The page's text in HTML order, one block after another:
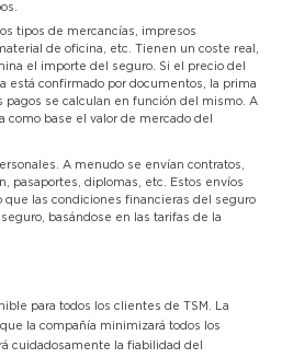
tipos de mercancías, impresos
de oficina, etc. Tienen un coste real,
el importe del seguro. Si el precio del
está confirmado por documentos, la prima
pagos se calculan en función del mismo. A
como base el valor de mercado del
A menudo se envían contratos,
pasaportes, diplomas, etc. Estos envíos
que las condiciones financieras del seguro
basándose en las tarifas de la
para todos los clientes de TSM. La
la compañía minimizará todos los
cuidadosamente la fiabilidad del